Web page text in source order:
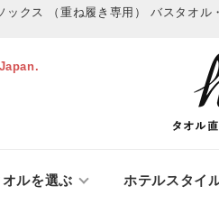
ックス （重ね履き専用）バスタオル
オルを選ぶ ホテルスタイ